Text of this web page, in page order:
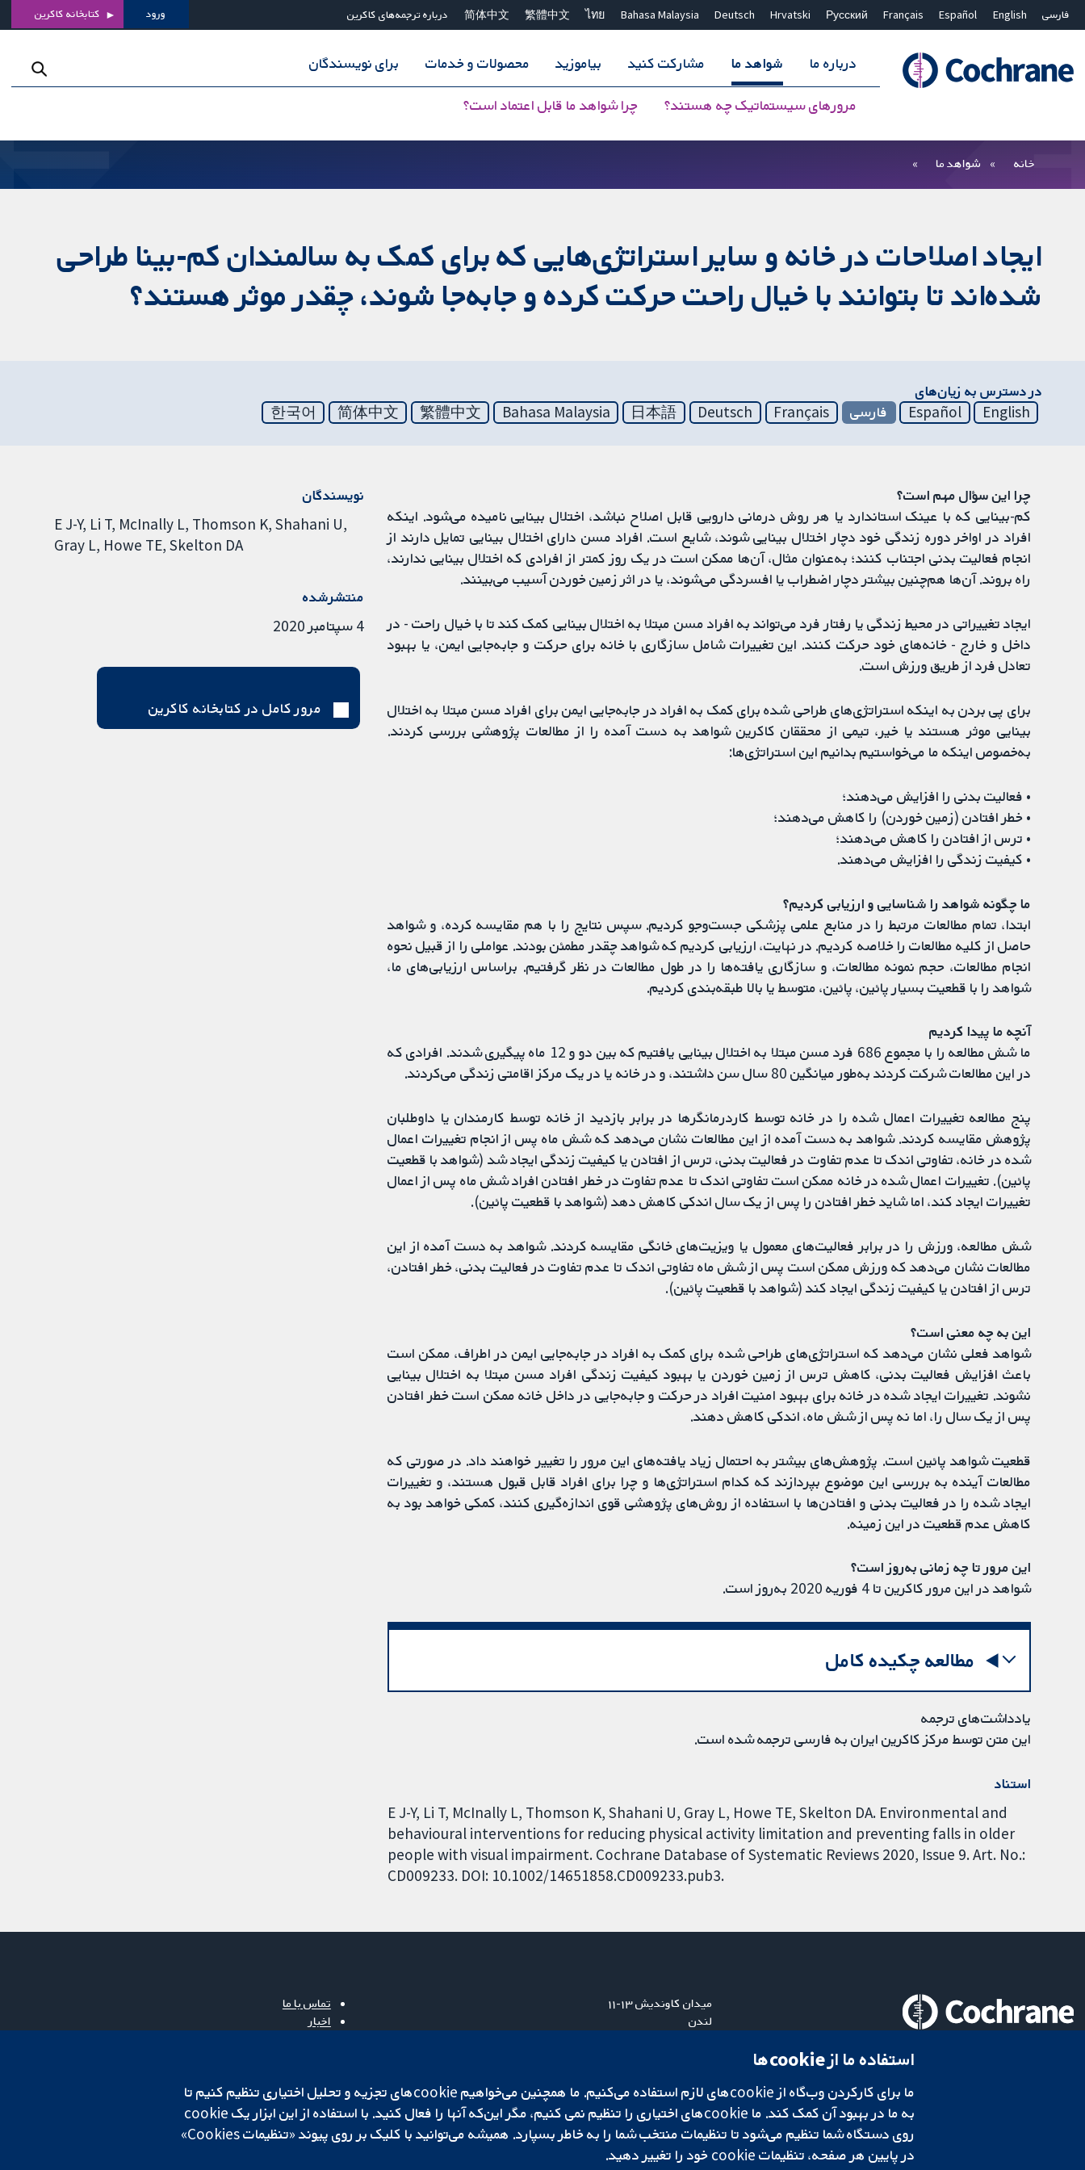
فارسی English
Español
Français
Русский
Hrvatski
Deutsch
Bahasa Malaysia
ไทย
繁體中文
简体中文 درباره ترجمه‌های کاکرین ورود کتابخانه کاکرین
درباره ما شواهد ما
مرورهای سیستماتیک چه هستند؟ چرا شواهد ما قابل اعتماد است؟
مشارکت کنید بیاموزید محصولات و خدمات برای نویسندگان
بستن جستجو ✖
خانه شواهد ما
ایجاد اصلاحات در خانه و سایر استراتژی‌هایی که برای کمک به سالمندان کم-بینا طراحی
شده‌اند تا بتوانند با خیال راحت حرکت کرده و جابه‌جا شوند، چقدر موثر هستند؟
در دسترس به زیان‌های
English
Español فارسی Français
Deutsch
日本語
Bahasa Malaysia
繁體中文
简体中文
한국어
چرا این سؤال مهم است؟
کم-بینایی که با عینک استاندارد یا هر روش درمانی دارویی قابل اصلاح نباشد، اختلال بینایی نامیده می‌شود. اینکه
افراد در اواخر دوره زندگی خود دچار اختلال بینایی شوند، شایع است. افراد مسن دارای اختلال بینایی تمایل دارند از
انجام فعالیت بدنی اجتناب کنند؛ به‌عنوان مثال، آن‌ها ممکن است در یک روز کمتر از افرادی که اختلال بینایی ندارند،
راه بروند. آن‌ها هم‌چنین بیشتر دچار اضطراب یا افسردگی می‌شوند، یا در اثر زمین خوردن آسیب می‌بینند.
ایجاد تغییراتی در محیط زندگی یا رفتار فرد می‌تواند به افراد مسن مبتلا به اختلال بینایی کمک کند تا با خیال راحت - در
داخل و خارج - خانه‌های خود حرکت کنند. این تغییرات شامل سازگاری با خانه برای حرکت و جابه‌جایی ایمن، یا بهبود
تعادل فرد از طریق ورزش است.
برای پی بردن به اینکه استراتژی‌های طراحی شده برای کمک به افراد در جابه‌جایی ایمن برای افراد مسن مبتلا به اختلال
بینایی موثر هستند یا خیر، تیمی از محققان کاکرین شواهد به‌ دست آمده را از مطالعات پژوهشی بررسی کردند.
به‌خصوص اینکه ما می‌خواستیم بدانیم این استراتژی‌ها:
• فعالیت بدنی را افزایش می‌دهند؛
• خطر افتادن (زمین خوردن) را کاهش می‌دهند؛
• ترس از افتادن را کاهش می‌دهند؛
• کیفیت زندگی را افزایش می‌دهند.
ما چگونه شواهد را شناسایی و ارزیابی کردیم؟
ابتدا، تمام مطالعات مرتبط را در منابع علمی پزشکی جست‌وجو کردیم. سپس نتایج را با هم مقایسه کرده، و شواهد
حاصل از کلیه مطالعات را خلاصه کردیم. در نهایت، ارزیابی کردیم که شواهد چقدر مطمئن بودند. عواملی را از قبیل نحوه
انجام مطالعات، حجم نمونه‌ مطالعات، و سازگاری یافته‌ها را در طول مطالعات در نظر گرفتیم. براساس ارزیابی‌های ما،
شواهد را با قطعیت بسیار پائین، پائین، متوسط یا بالا طبقه‌بندی کردیم.
آنچه ما پیدا کردیم
ما شش مطالعه را با مجموع 686 فرد مسن مبتلا به اختلال بینایی یافتیم که بین دو و 12 ماه پیگیری شدند. افرادی که
در این مطالعات شرکت کردند به‌طور میانگین 80 سال سن داشتند، و در خانه یا در یک مرکز اقامتی زندگی می‌کردند.
پنج مطالعه تغییرات اعمال شده را در خانه توسط کاردرمانگرها در برابر بازدید از خانه توسط کارمندان یا داوطلبان
پژوهش مقایسه کردند. شواهد به ‌دست آمده از این مطالعات نشان می‌دهد که شش ماه پس از انجام تغییرات اعمال
شده در خانه، تفاوتی اندک تا عدم تفاوت در فعالیت بدنی، ترس از افتادن یا کیفیت زندگی ایجاد شد (شواهد با قطعیت
پائین). تغییرات اعمال شده در خانه ممکن است تفاوتی اندک تا عدم تفاوت در خطر افتادن افراد شش ماه پس از اعمال
تغییرات ایجاد کند، اما شاید خطر افتادن را پس از یک سال اندکی کاهش دهد (شواهد با قطعیت پائین).
شش مطالعه، ورزش را در برابر فعالیت‌های معمول یا ویزیت‌های خانگی مقایسه کردند. شواهد به‌ دست آمده از این
مطالعات نشان می‌دهد که ورزش ممکن است پس از شش ماه تفاوتی اندک تا عدم تفاوت در فعالیت بدنی، خطر افتادن،
ترس از افتادن یا کیفیت زندگی ایجاد کند (شواهد با قطعیت پائین).
این به چه معنی است؟
شواهد فعلی نشان می‌دهد که استراتژی‌های طراحی شده برای کمک به افراد در جابه‌جایی ایمن در اطراف، ممکن است
باعث افزایش فعالیت بدنی، کاهش ترس از زمین خوردن یا بهبود کیفیت زندگی افراد مسن مبتلا به اختلال بینایی
نشوند. تغییرات ایجاد شده در خانه برای بهبود امنیت افراد در حرکت و جابه‌جایی در داخل خانه ممکن است خطر افتادن
پس از یک سال را، اما نه پس از شش ماه، اندکی کاهش دهند.
قطعیت شواهد پائین است. پژوهش‌های بیشتر به احتمال زیاد یافته‌های این مرور را تغییر خواهند داد. در صورتی که
مطالعات آینده به بررسی این موضوع بپردازند که کدام استراتژی‌ها و چرا برای افراد قابل قبول هستند، و تغییرات
ایجاد شده را در فعالیت بدنی و افتادن‌ها با استفاده از روش‌های پژوهشی قوی اندازه‌گیری کنند، کمکی خواهد بود به
کاهش عدم قطعیت در این زمینه.
این مرور تا چه زمانی به‌روز است؟
شواهد در این مرور کاکرین تا 4 فوریه 2020 به‌روز است.
مطالعه چکیده کامل
یادداشت‌های ترجمه
این متن توسط مرکز کاکرین ایران به فارسی ترجمه شده است.
استناد
E J-Y, Li T, McInally L, Thomson K, Shahani U, Gray L, Howe TE, Skelton DA. Environmental and
behavioural interventions for reducing physical activity limitation and preventing falls in older
people with visual impairment. Cochrane Database of Systematic Reviews 2020, Issue 9. Art. No.:
CD009233. DOI: 10.1002/14651858.CD009233.pub3.
نویسندگان
E J-Y Li T McInally L Thomson K Shahani U
Gray L Howe TE Skelton DA
منتشرشده
4 سپتامبر 2020
مرور کامل در کتابخانه کاکرین
میدان کاوندیش ۱۳-۱۱
لندن
تماس با ما
اخبار
Cochrane Library
شبکه همکاری کاکرین، یک مؤسسه خیریه (شماره 1045921) و یک شرکت با مسئولیت محدود به‌صورت ضمانت (شماره 03044323) ثبت‌شده در انگلستان و ولز است. شماره ثبت مالیات بر ارزش افزوده: GB 718 2127 49.
استفاده ما از cookie‌ها
ما برای کارکردن وب‌گاه از cookie‌های لازم استفاده می‌کنیم. ما همچنین می‌خواهیم cookie‌های تجزیه و تحلیل اختیاری تنظیم کنیم تا
روی دستگاه شما تنظیم می‌شود تا تنظیمات منتخب شما را به خاطر بسپارد. همیشه می‌توانید با کلیک بر روی پیوند «تنظیمات Cookies»
در پایین هر صفحه، تنظیمات cookie‌ خود را تغییر دهید.